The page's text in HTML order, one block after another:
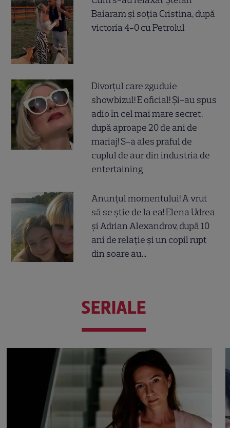
Baiaram și soția Cristina, după
victoria 4-0 cu Petrolul
Divorțul care zguduie
showbizul! E oficial! Și-au spus
adio în cel mai mare secret,
după aproape 20 de ani de
mariaj! S-a ales praful de
cuplul de aur din industria de
entertaining
Anunțul momentului! A vrut
să se știe de la ea! Elena Udrea
și Adrian Alexandrov, după 10
ani de relație și un copil rupt
din soare au...
SERIALE